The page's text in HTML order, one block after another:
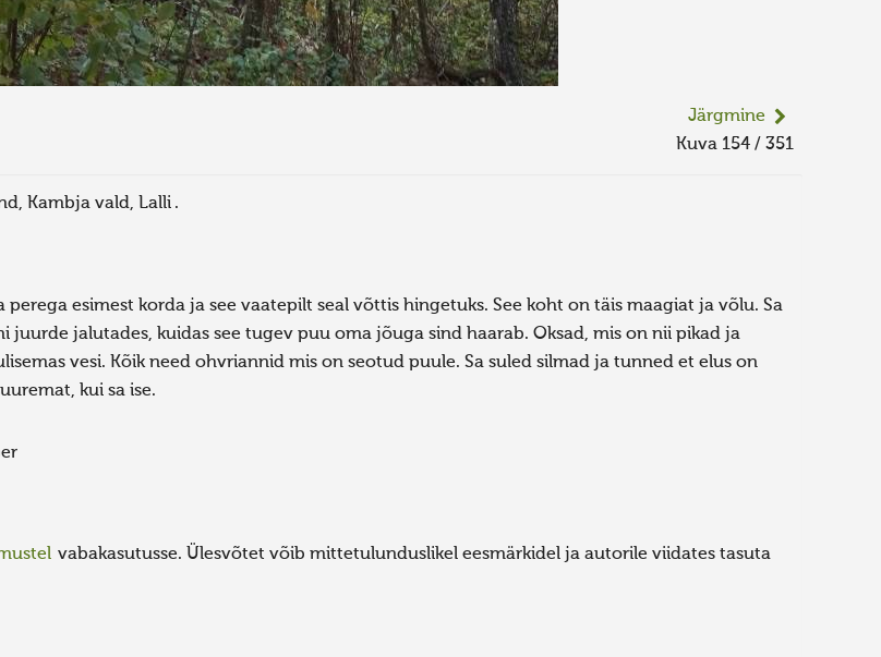
Järgmine
Kuva 154 / 351
Kambja vald, Lalli .
perega esimest korda ja see vaatepilt seal võttis hingetuks. See koht on täis maagiat ja võlu. Sa
juurde jalutades, kuidas see tugev puu oma jõuga sind haarab. Oksad, mis on nii pikad ja
vesi. Kõik need ohvriannid mis on seotud puule. Sa suled silmad ja tunned et elus on
kui sa ise.
vabakasutusse. Ülesvõtet võib mittetulunduslikel eesmärkidel ja autorile viidates tasuta